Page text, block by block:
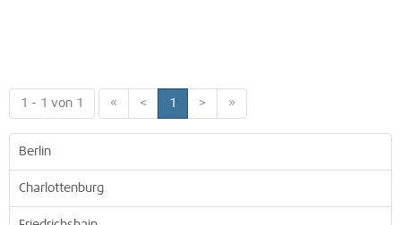
1 - 1 von 1 « < 1 > »
Berlin
Charlottenburg